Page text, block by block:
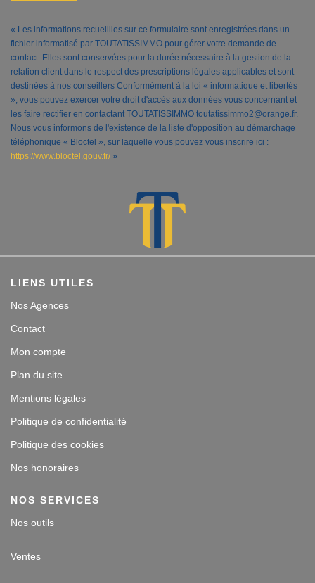
« Les informations recueillies sur ce formulaire sont enregistrées dans un
fichier informatisé par TOUTATISSIMMO pour gérer votre demande de
contact. Elles sont conservées pour la durée nécessaire à la gestion de la
relation client dans le respect des prescriptions légales applicables et sont
destinées à nos conseillers Conformément à la loi « informatique et libertés
», vous pouvez exercer votre droit d'accès aux données vous concernant et
les faire rectifier en contactant TOUTATISSIMMO toutatissimmo2@orange.fr.
Nous vous informons de l'existence de la liste d'opposition au démarchage
téléphonique « Bloctel », sur laquelle vous pouvez vous inscrire ici :
https://www.bloctel.gouv.fr/ »
LIENS UTILES
Nos Agences
Contact
Mon compte
Plan du site
Mentions légales
Politique de confidentialité
Politique des cookies
Nos honoraires
NOS SERVICES
Nos outils
Ventes